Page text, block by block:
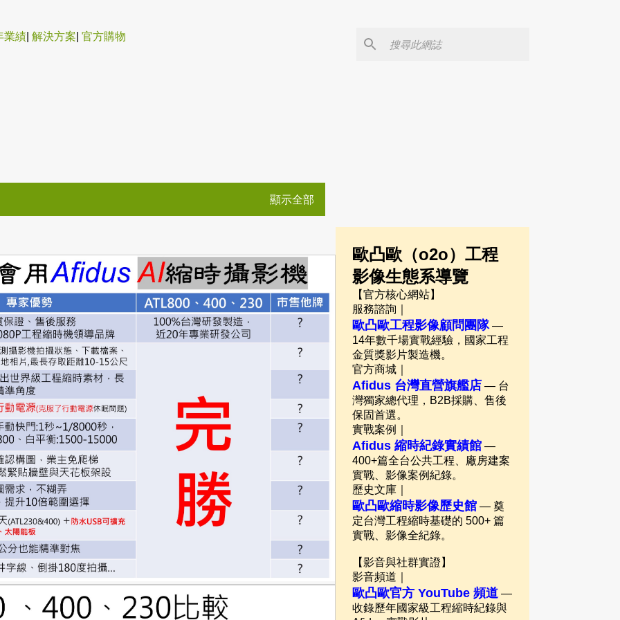
業績 解決方案 官方購物
顯示全部
歐凸歐（o2o）工程
影像生態系導覽
【官方核心網站】
服務諮詢｜
歐凸歐工程影像顧問團隊—
14年數千場實戰經驗，國家工程
金質獎影片製造機。
官方商城｜
Afidus 台灣直營旗艦店 — 台
灣獨家總代理，B2B採購、售後
保固首選。
實戰案例｜
Afidus 縮時紀錄實績館 —
400+篇全台公共工程、廠房建案
實戰、影像案例紀錄。
歷史文庫｜
歐凸歐縮時影像歷史館 — 奠
定台灣工程縮時基礎的 500+ 篇
實戰、影像全紀錄。
【影音與社群實證】
影音頻道｜
歐凸歐官方 YouTube 頻道 —
收錄歷年國家級工程縮時紀錄與